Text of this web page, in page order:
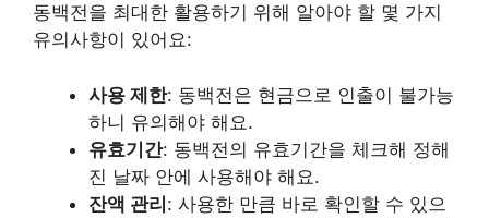
동백전을 최대한 활용하기 위해 알아야 할 몇 가지
유의사항이 있어요:
사용 제한: 동백전은 현금으로 인출이 불가능
하니 유의해야 해요.
유효기간: 동백전의 유효기간을 체크해 정해
진 날짜 안에 사용해야 해요.
잔액 관리: 사용한 만큼 바로 확인할 수 있으